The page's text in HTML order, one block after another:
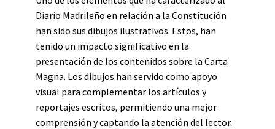
Diario Madrileño en relación a la Constitución
han sido sus dibujos ilustrativos. Estos, han
tenido un impacto significativo en la
presentación de los contenidos sobre la Carta
Magna. Los dibujos han servido como apoyo
visual para complementar los artículos y
reportajes escritos, permitiendo una mejor
comprensión y captando la atención del lector.